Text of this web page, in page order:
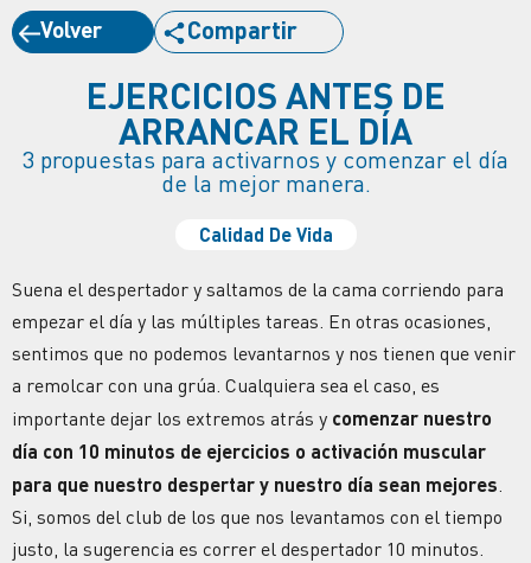
Volver Compartir
EJERCICIOS ANTES DE
ARRANCAR EL DÍA
3 propuestas para activarnos y comenzar el día
de la mejor manera.
Calidad De Vida
Suena el despertador y saltamos de la cama corriendo para
empezar el día y las múltiples tareas. En otras ocasiones,
sentimos que no podemos levantarnos y nos tienen que venir
a remolcar con una grúa. Cualquiera sea el caso, es
importante dejar los extremos atrás y comenzar nuestro
día con 10 minutos de ejercicios o activación muscular
para que nuestro despertar y nuestro día sean mejores.
Si, somos del club de los que nos levantamos con el tiempo
justo, la sugerencia es correr el despertador 10 minutos.